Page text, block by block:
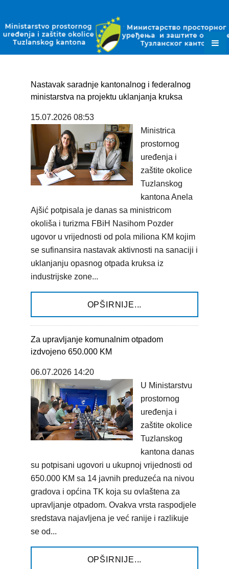
Nastavak saradnje kantonalnog i federalnog
ministarstva na projektu uklanjanja kruksa
15.07.2026 08:53
Ministrica
prostornog
uređenja i
zaštite okolice
Tuzlanskog
kantona Anela
Ajšić potpisala je danas sa ministricom
okoliša i turizma FBiH Nasihom Pozder
ugovor u vrijednosti od pola miliona KM kojim
se sufinansira nastavak aktivnosti na sanaciji i
uklanjanju opasnog otpada kruksa iz
industrijske zone...
OPŠIRNIJE...
Za upravljanje komunalnim otpadom
izdvojeno 650.000 KM
06.07.2026 14:20
U Ministarstvu
prostornog
uređenja i
zaštite okolice
Tuzlanskog
kantona danas
su potpisani ugovori u ukupnoj vrijednosti od
650.000 KM sa 14 javnih preduzeća na nivou
gradova i općina TK koja su ovlaštena za
upravljanje otpadom. Ovakva vrsta raspodjele
sredstava najavljena je već ranije i razlikuje
se od...
OPŠIRNIJE...
PODZAKONSKI AKTI
JAVNE NABAVKE
OKOLIŠNE DOZVOLE
DOZVOLE ZA OTPAD
KONTAKT